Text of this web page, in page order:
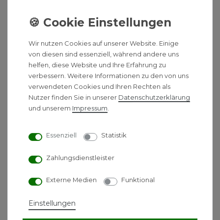
systemzertifizierten Vaillant
- DIA-System mit Klartextdisplay,
beleuchtet
Gasart Erdgas E
Nennleistungsbereich
40/30 Grd.C 8,2-23,5 kW
60/40 Grd.C 7,9-22,4 kW
Kondenswassermenge bei
pH-Wert, ca. 3,2
Vorlauftemperatur max. 85 Grd.C
Elektroanschluss 230/50 V/Hz
Vor-/Rücklaufanschluss Rp 1
Gasanschluss Rp 3/4
Wir nutzen Cookies auf unserer Website. Einige
von diesen sind essenziell, während andere uns
helfen, diese Website und Ihre Erfahrung zu
verbessern. Weitere Informationen zu den von uns
verwendeten Cookies und Ihren Rechten als
Nutzer finden Sie in unserer Daten­schutz­erklärung
und unserem Impressum
Essenziell Statistik
Zahlungsdienstleister
Externe Medien Funktional
Einstellungen